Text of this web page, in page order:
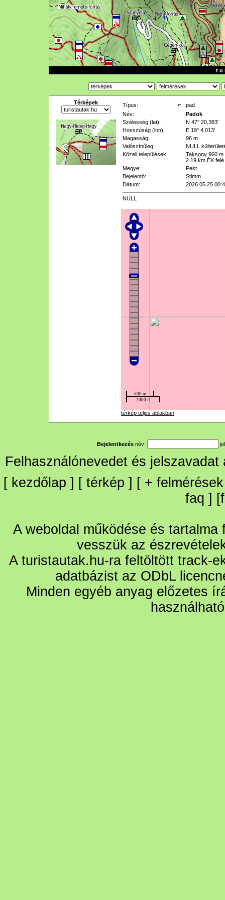
t u
Térképek Típus:
pad
Név:
Padok
Szélesség (lat):
N 47° 20,383'
Hosszúság (lon):
E 19° 4,013'
Magasság:
96 m
Valószínűleg
NULL
Közeli települések:
Taksony 960 m
2.19 km ÉK felé
Megye:
Pest
Bejelentő:
Stimm
Dátum:
2026.05.25
NULL
térkép teljes ablakban
Bejelentkezés név:
Felhasználónevedet és
[ kezdőlap ] [ térkép ] [ + felmérések
faq ] [
A weboldal működése és
vesszük az
A turistautak.hu-ra feltöltött track-
adatbázist az ODbL
Minden egyéb anyag előzetes